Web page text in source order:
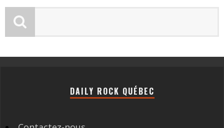
DAILY ROCK QUÉBEC